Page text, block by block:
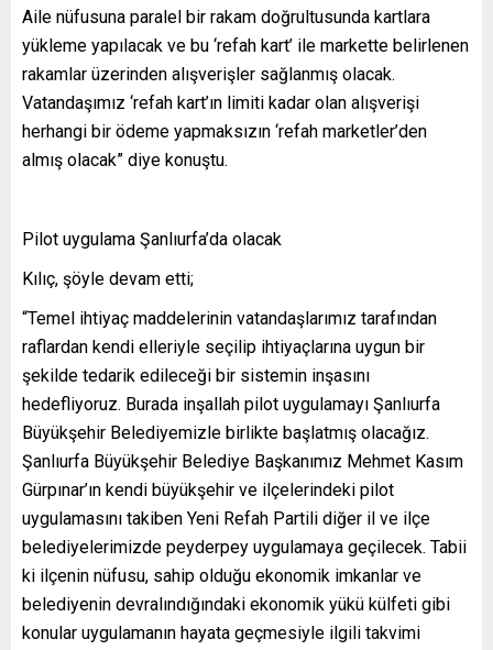
Aile nüfusuna paralel bir rakam doğrultusunda kartlara
yükleme yapılacak ve bu ‘refah kart’ ile markette belirlenen
rakamlar üzerinden alışverişler sağlanmış olacak.
Vatandaşımız ‘refah kart’ın limiti kadar olan alışverişi
herhangi bir ödeme yapmaksızın ‘refah marketler’den
almış olacak” diye konuştu.
Pilot uygulama Şanlıurfa’da olacak
Kılıç, şöyle devam etti;
“Temel ihtiyaç maddelerinin vatandaşlarımız tarafından
raflardan kendi elleriyle seçilip ihtiyaçlarına uygun bir
şekilde tedarik edileceği bir sistemin inşasını
hedefliyoruz. Burada inşallah pilot uygulamayı Şanlıurfa
Büyükşehir Belediyemizle birlikte başlatmış olacağız.
Şanlıurfa Büyükşehir Belediye Başkanımız Mehmet Kasım
Gürpınar’ın kendi büyükşehir ve ilçelerindeki pilot
uygulamasını takiben Yeni Refah Partili diğer il ve ilçe
belediyelerimizde peyderpey uygulamaya geçilecek. Tabii
ki ilçenin nüfusu, sahip olduğu ekonomik imkanlar ve
belediyenin devralındığındaki ekonomik yükü külfeti gibi
konular uygulamanın hayata geçmesiyle ilgili takvimi